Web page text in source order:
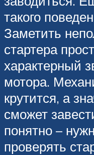
такого
Заметить
стартера
характерный
мотора.
крутится, а
сможет
понятно –
проверять